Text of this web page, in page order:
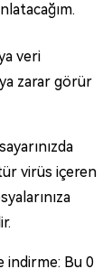
veri
zarar görür
virüs içeren
indirme: Bu 0